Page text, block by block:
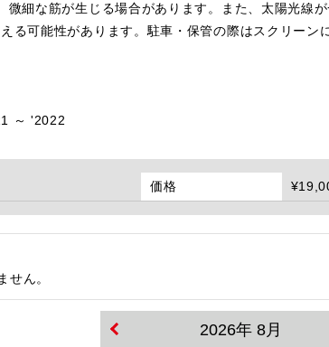
微細な筋が生じる場合があります。また、太陽光線
る可能性があります。駐車・保管の際はスクリーン
～ '2022
価格
せん。
2026年 8月